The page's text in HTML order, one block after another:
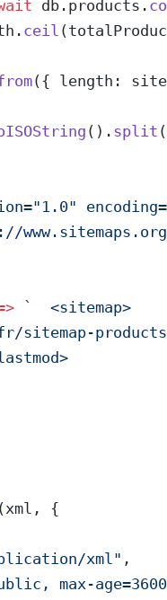
db.products.
ceil
({ length:
(). split (
`  <sitemap>
sitemap-
(xml, {
xml" ,
max-